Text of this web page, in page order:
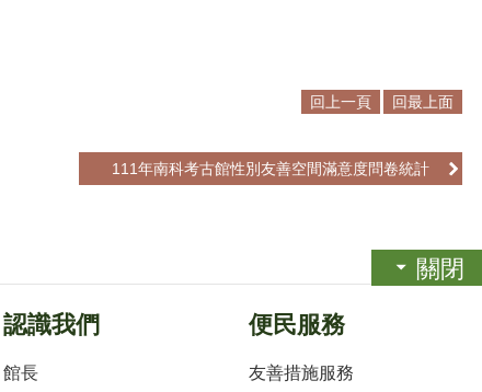
回上一頁 回最上面
111年南科考古館性別友善空間滿意度問卷統計
關閉
認識我們
館長
便民服務
友善措施服務